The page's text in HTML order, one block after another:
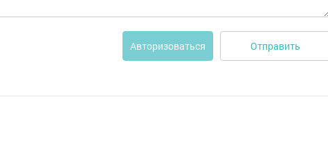
Авторизоваться Отправить